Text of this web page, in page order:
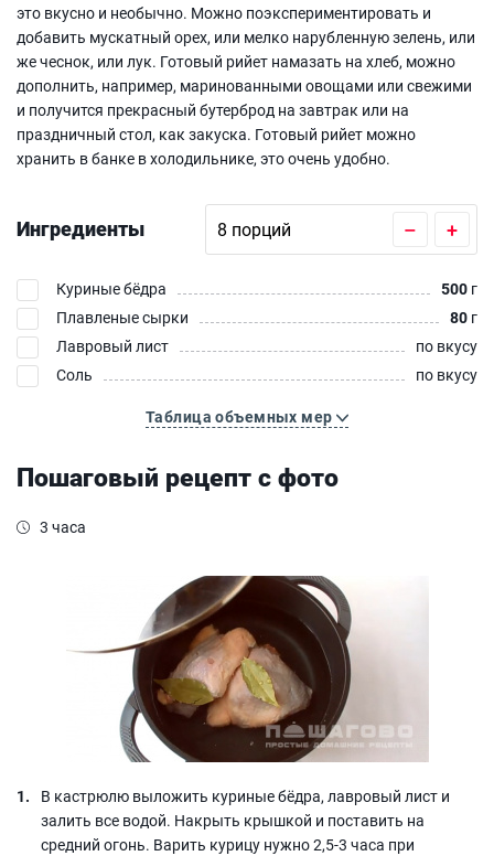
это вкусно и необычно. Можно поэкспериментировать и
добавить мускатный орех, или мелко нарубленную зелень, или
же чеснок, или лук. Готовый рийет намазать на хлеб, можно
дополнить, например, маринованными овощами или свежими
и получится прекрасный бутерброд на завтрак или на
праздничный стол, как закуска. Готовый рийет можно
хранить в банке в холодильнике, это очень удобно.
Ингредиенты – +
Куриные бёдра 500 г
Плавленые сырки
80 г
Лавровый лист
по вкусу
Соль
по вкусу
Таблица объемных мер
Пошаговый рецепт с фото
3 часа
В кастрюлю выложить куриные бёдра, лавровый лист и
залить все водой. Накрыть крышкой и поставить на
средний огонь. Варить курицу нужно 2,5-3 часа при